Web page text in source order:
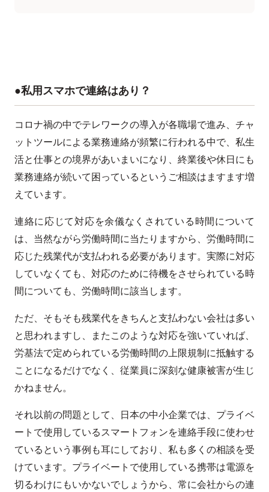
●私用スマホで連絡はあり？
コロナ禍の中でテレワークの導入が各職場で進み、チャ
ットツールによる業務連絡が頻繁に行われる中で、私生
活と仕事との境界があいまいになり、終業後や休日にも
業務連絡が続いて困っているというご相談はますます増
えています。
連絡に応じて対応を余儀なくされている時間について
は、当然ながら労働時間に当たりますから、労働時間に
応じた残業代が支払われる必要があります。実際に対応
していなくても、対応のために待機をさせられている時
間についても、労働時間に該当します。
ただ、そもそも残業代をきちんと支払わない会社は多い
と思われますし、またこのような対応を強いていれば、
労基法で定められている労働時間の上限規制に抵触する
ことになるだけでなく、従業員に深刻な健康被害が生じ
かねません。
それ以前の問題として、日本の中小企業では、プライベ
ートで使用しているスマートフォンを連絡手段に使わせ
ているという事例も耳にしており、私も多くの相談を受
けています。プライベートで使用している携帯は電源を
切るわけにもいかないでしょうから、常に会社からの連